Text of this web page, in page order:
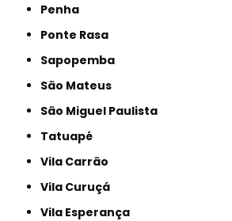
Penha
Ponte Rasa
Sapopemba
São Mateus
São Miguel Paulista
Tatuapé
Vila Carrão
Vila Curuçá
Vila Esperança